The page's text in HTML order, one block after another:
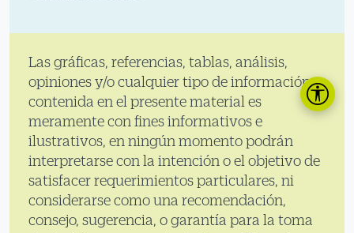
Las gráficas, referencias, tablas, análisis,
opiniones y/o cualquier tipo de información
contenida en el presente material es
meramente con fines informativos e
ilustrativos, en ningún momento podrán
interpretarse con la intención o el objetivo de
satisfacer requerimientos particulares, ni
considerarse como una recomendación,
consejo, sugerencia, o garantía para la toma